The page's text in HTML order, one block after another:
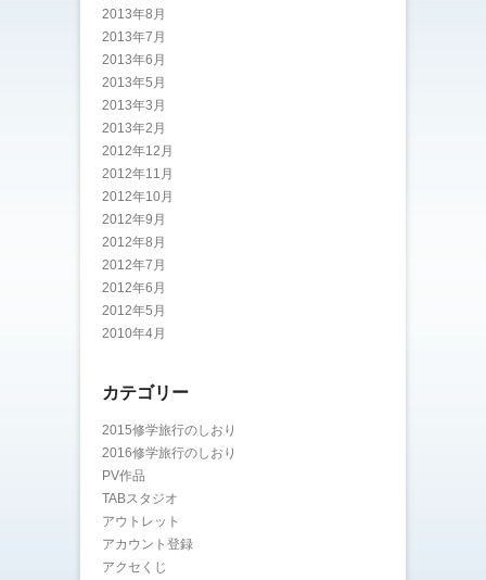
2013年8月
2013年7月
2013年6月
2013年5月
2013年3月
2013年2月
2012年12月
2012年11月
2012年10月
2012年9月
2012年8月
2012年7月
2012年6月
2012年5月
2010年4月
カテゴリー
2015修学旅行のしおり
2016修学旅行のしおり
PV作品
TABスタジオ
アウトレット
アカウント登録
アクセくじ